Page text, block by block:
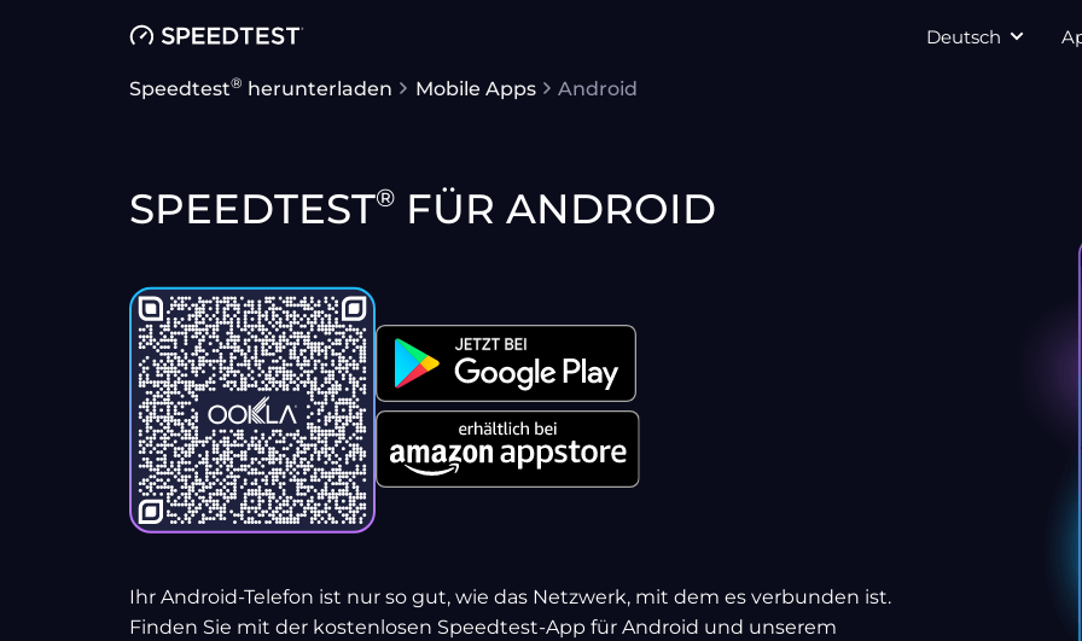
Deutsch
Speedtest® herunterladen Mobile Apps Android
SPEEDTEST® FÜR ANDROID
Ihr Android-Telefon ist nur so gut, wie das Netzwerk, mit dem es verbunden ist.
Finden Sie mit der kostenlosen Speedtest-App für Android und unserem